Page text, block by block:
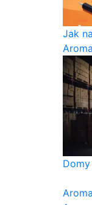
Jak